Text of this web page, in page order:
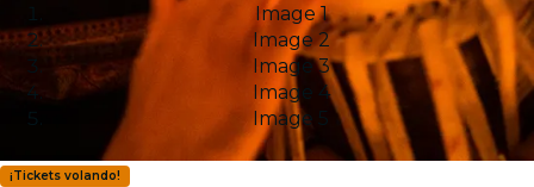
Image 1
Image 2
Image 3
Image 4
Image 5
¡Tickets volando!